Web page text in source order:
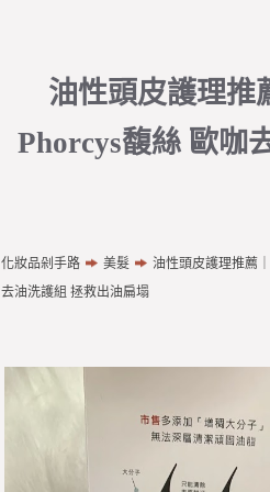
油性頭皮護理推
Phorcys馥絲 歐咖
化妝品剁手路 美髮
油性頭皮護理推薦
去油洗護組 拯救出油扁塌